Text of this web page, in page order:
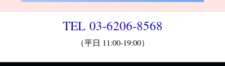
TEL 03-6206-8568
（平日 11:00-19:00）